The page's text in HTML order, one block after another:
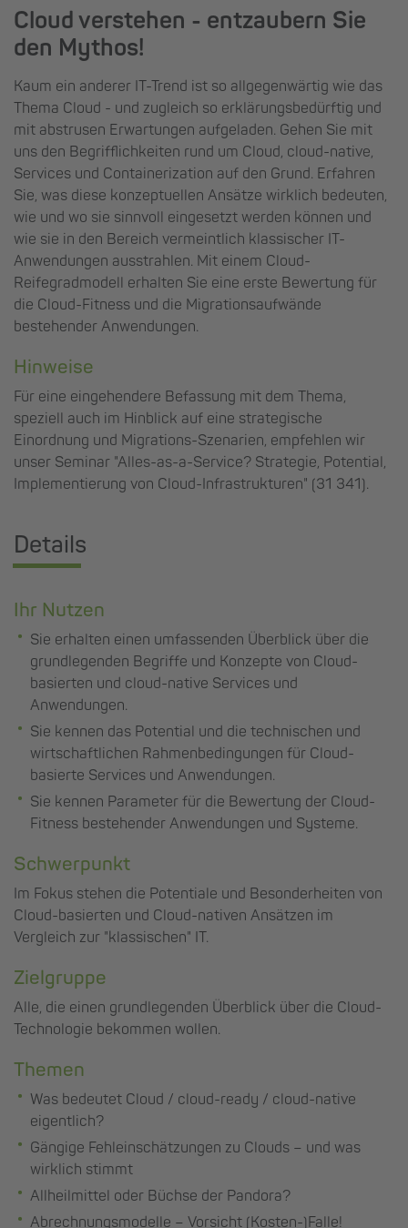
Cloud verstehen - entzaubern Sie
den Mythos!
Kaum ein anderer IT-Trend ist so allgegenwärtig wie das
Thema Cloud - und zugleich so erklärungsbedürftig und
mit abstrusen Erwartungen aufgeladen. Gehen Sie mit
uns den Begrifflichkeiten rund um Cloud, cloud-native,
Services und Containerization auf den Grund. Erfahren
Sie, was diese konzeptuellen Ansätze wirklich bedeuten,
wie und wo sie sinnvoll eingesetzt werden können und
wie sie in den Bereich vermeintlich klassischer IT-
Anwendungen ausstrahlen. Mit einem Cloud-
Reifegradmodell erhalten Sie eine erste Bewertung für
die Cloud-Fitness und die Migrationsaufwände
bestehender Anwendungen.
Hinweise
Für eine eingehendere Befassung mit dem Thema,
speziell auch im Hinblick auf eine strategische
Einordnung und Migrations-Szenarien, empfehlen wir
unser Seminar "Alles-as-a-Service? Strategie, Potential,
Implementierung von Cloud-Infrastrukturen" (31 341).
Details
Ihr Nutzen
Sie erhalten einen umfassenden Überblick über die
grundlegenden Begriffe und Konzepte von Cloud-
basierten und cloud-native Services und
Anwendungen.
Sie kennen das Potential und die technischen und
wirtschaftlichen Rahmenbedingungen für Cloud-
basierte Services und Anwendungen.
Sie kennen Parameter für die Bewertung der Cloud-
Fitness bestehender Anwendungen und Systeme.
Schwerpunkt
Im Fokus stehen die Potentiale und Besonderheiten von
Cloud-basierten und Cloud-nativen Ansätzen im
Vergleich zur "klassischen" IT.
Zielgruppe
Alle, die einen grundlegenden Überblick über die Cloud-
Technologie bekommen wollen.
Themen
Was bedeutet Cloud / cloud-ready / cloud-native
eigentlich?
Gängige Fehleinschätzungen zu Clouds – und was
wirklich stimmt
Allheilmittel oder Büchse der Pandora?
Abrechnungsmodelle – Vorsicht (Kosten-)Falle!